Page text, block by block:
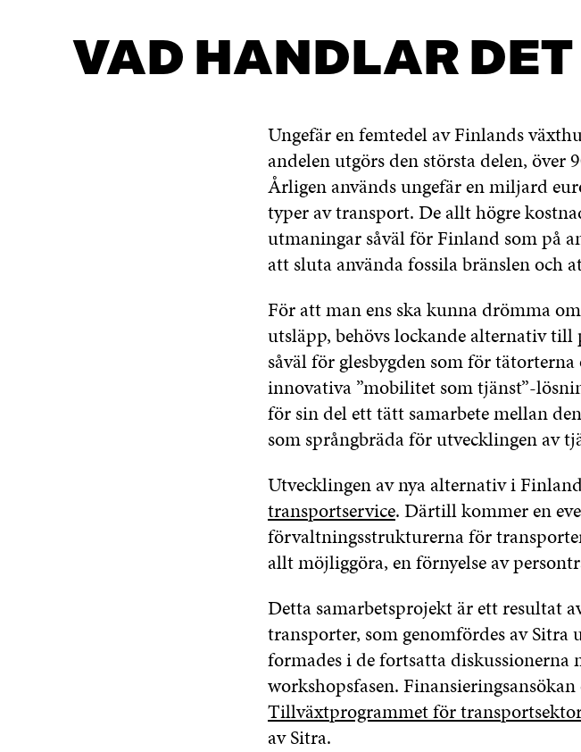
VAD HANDLAR DET
Ungefär en femtedel av Finlands
andelen utgörs den största delen,
Årligen används ungefär en miljard
typer av transport. De allt högre
utmaningar såväl för Finland som på
att sluta använda fossila bränslen och
För att man ens ska kunna drömma
utsläpp, behövs lockande alternativ
såväl för glesbygden som för
innovativa ”mobilitet som tjänst”-
för sin del ett tätt samarbete mellan
som språngbräda för utvecklingen av
Utvecklingen av nya alternativ i
transportservice. Därtill kommer en
förvaltningsstrukturerna för
allt möjliggöra, en förnyelse av
Detta samarbetsprojekt är ett resultat
transporter, som genomfördes av
formades i de fortsatta
workshopsfasen.
Tillväxtprogrammet för
av Sitra.